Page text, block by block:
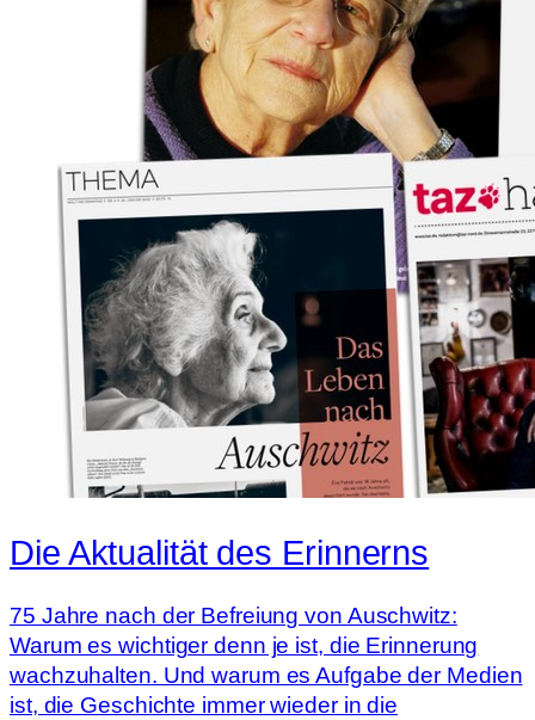
Die Aktualität des Erinnerns
75 Jahre nach der Befreiung von Auschwitz:
Warum es wichtiger denn je ist, die Erinnerung
wachzuhalten. Und warum es Aufgabe der Medien
ist, die Geschichte immer wieder in die